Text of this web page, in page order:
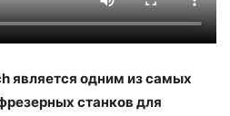
является одним из самых
станков для